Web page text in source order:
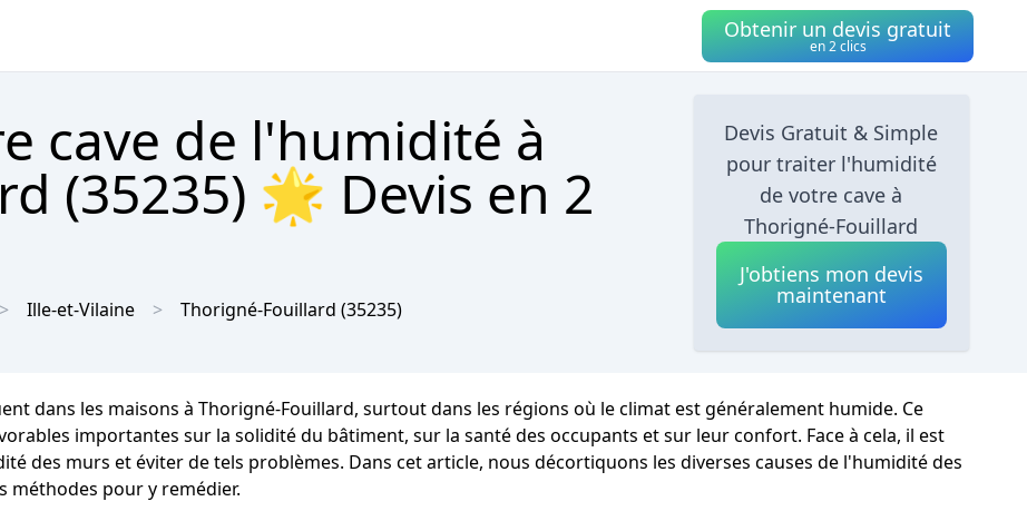
Obtenir un devis gratuit
en 2 clics
cave de l'humidité à
(35235) 🌟 Devis en 2
Ille-et-Vilaine Thorigné-Fouillard (35235)
Devis Gratuit & Simple
pour traiter l'humidité
de votre cave à
Thorigné-Fouillard
J'obtiens mon devis
maintenant
dans les maisons à Thorigné-Fouillard, surtout dans les régions où le climat est généralement humide. Ce
importantes sur la solidité du bâtiment, sur la santé des occupants et sur leur confort. Face à cela, il est
des murs et éviter de tels problèmes. Dans cet article, nous décortiquons les diverses causes de l'humidité des
méthodes pour y remédier.